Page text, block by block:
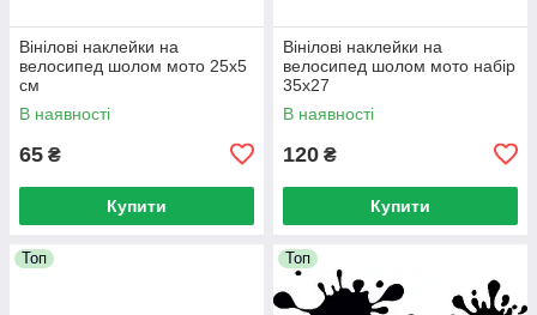
Вінілові наклейки на
велосипед шолом мото 25x5
см
В наявності
65 ₴
Купити
Вінілові наклейки на
велосипед шолом мото набір
35x27
В наявності
120 ₴
Купити
Топ Топ